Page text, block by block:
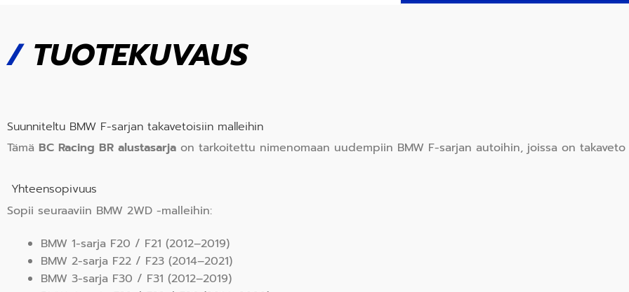
/TUOTEKUVAUS
Suunniteltu BMW F-sarjan takavetoisiin malleihin
Tämä BC Racing BR alustasarja on tarkoitettu nimenomaan uudempiin BMW F-sarjan autoihin, joissa on takaveto
Yhteensopivuus
Sopii seuraaviin BMW 2WD -malleihin:
BMW 1-sarja F20 / F21 (2012–2019)
BMW 2-sarja F22 / F23 (2014–2021)
BMW 3-sarja F30 / F31 (2012–2019)